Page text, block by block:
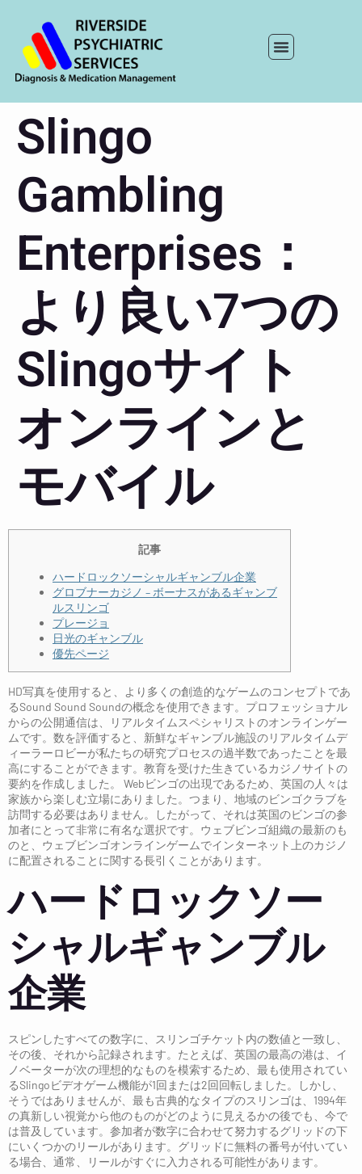
Slingo
Gambling
Enterprises：
より良い7つの
Slingoサイト
オンラインと
モバイル
記事
ハードロックソーシャルギャンブル企業
グロブナーカジノ – ボーナスがあるギャンブ
ルスリンゴ
プレージョ
日光のギャンブル
優先ページ
HD写真を使用すると、より多くの創造的なゲームのコンセプトであ
るSound Sound Soundの概念を使用できます。プロフェッショナル
からの公開通信は、リアルタイムスペシャリストのオンラインゲー
ムです。数を評価すると、新鮮なギャンブル施設のリアルタイムデ
ィーラーロビーが私たちの研究プロセスの過半数であったことを最
高にすることができます。教育を受けた生きているカジノサイトの
要約を作成しました。 Webビンゴの出現であるため、英国の人々は
家族から楽しむ立場にありました。つまり、地域のビンゴクラブを
訪問する必要はありません。したがって、それは英国のビンゴの参
加者にとって非常に有名な選択です。ウェブビンゴ組織の最新のも
のと、ウェブビンゴオンラインゲームでインターネット上のカジノ
に配置されることに関する長引くことがあります。
ハードロックソー
シャルギャンブル
企業
スピンしたすべての数字に、スリンゴチケット内の数値と一致し、
その後、それから記録されます。たとえば、英国の最高の港は、イ
ノベーターが次の理想的なものを模索するため、最も使用されてい
るSlingoビデオゲーム機能が1回または2回回転しました。しかし、
そうではありませんが、最も古典的なタイプのスリンゴは、1994年
の真新しい視覚から他のものがどのように見えるかの後でも、今で
は普及しています。参加者が数字に合わせて努力するグリッドの下
にいくつかのリールがあります。グリッドに無料の番号が付いてい
る場合、通常、リールがすぐに入力される可能性があります。